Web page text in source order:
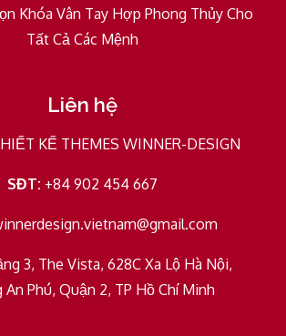
Khóa Vân Tay Hợp Phong Thủy Cho
Tất Cả Các Mệnh
Liên hệ
KẾ THEMES WINNER-DESIGN
SĐT: +84 902 454 667
3, The Vista, 628C Xa Lộ Hà Nội,
Phú, Quận 2, TP Hồ Chí Minh